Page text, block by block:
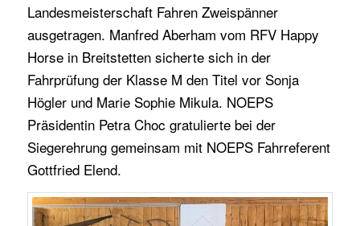
Landesmeisterschaft Fahren Zweispänner
ausgetragen. Manfred Aberham vom RFV Happy
Horse in Breitstetten sicherte sich in der
Fahrprüfung der Klasse M den Titel vor Sonja
Högler und Marie Sophie Mikula. NOEPS
Präsidentin Petra Choc gratulierte bei der
Siegerehrung gemeinsam mit NOEPS Fahrreferent
Gottfried Elend.